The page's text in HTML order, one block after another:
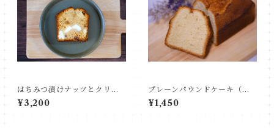
はちみつ漬けナッツとクリー
ムチーズのパウンドケーキ
（ホール）
¥3,200
プレーンパウンドケーキ（ハ
ーフ）
¥1,450